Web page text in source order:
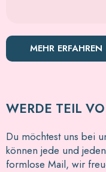
MEHR ERFAHREN
WERDE TEIL
Du möchtest uns bei
können jede und
formlose Mail, wir